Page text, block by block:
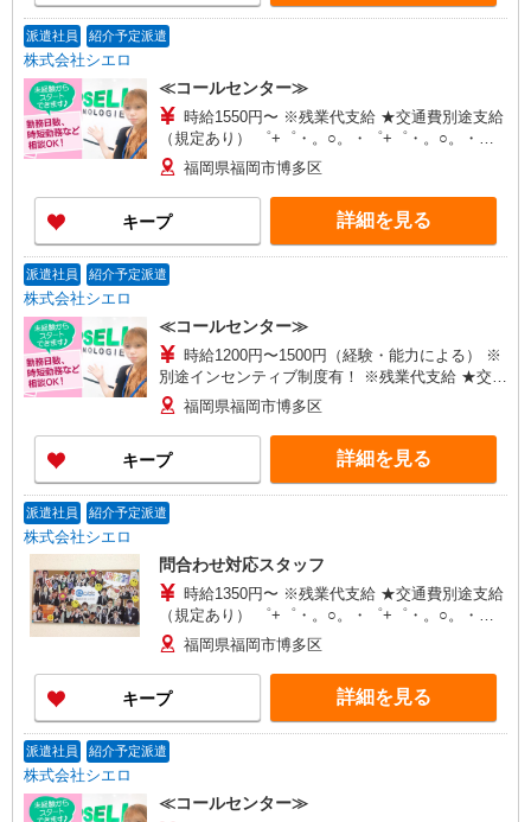
派遣社員 紹介予定派遣
株式会社シエロ
≪コールセンター≫
時給1550円〜 ※残業代支給 ★交通費別途支給
（規定あり） ゜+゜・。○。・゜+゜・。○。・゜
+゜ 入社祝い金10万円支給(規定有) お友達を紹介
頂くと, インセンティブ支給(規定有) ★月2回払
い・週払い可能（規程有）★ ゜・。○。・゜
+゜・。○。・゜+゜
福岡県福岡市博多区
キープ 詳細を見る
派遣社員 紹介予定派遣
株式会社シエロ
≪コールセンター≫
時給1200円〜1500円（経験・能力による） ※
別途インセンティブ制度有！ ※残業代支給 ★交通
費別途支給（規定あり） ゜+゜・。○。・゜
+゜・。○。・゜+゜ 入社祝い金10万円支給(規定
有) お友達を紹介頂くと, インセンティブ支給(規定
有) ★月2回払い・週払い可能（規程有）★ ゜・。
○。・゜+゜・。○。・゜+゜
福岡県福岡市博多区
キープ 詳細を見る
派遣社員 紹介予定派遣
株式会社シエロ
問合わせ対応スタッフ
時給1350円〜 ※残業代支給 ★交通費別途支給
（規定あり） ゜+゜・。○。・゜+゜・。○。・゜
+゜ 入社祝い金10万円支給(規定有) お友達を紹介
頂くと, インセンティブ支給(規定有) ★月2回払
い・週払い可能（規程有）★ ゜・。○。・゜
+゜・。○。・゜+゜
福岡県福岡市博多区
キープ 詳細を見る
派遣社員 紹介予定派遣
株式会社シエロ
≪コールセンター≫